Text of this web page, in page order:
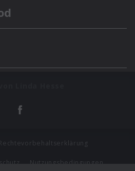
Nutzungsbedingungen